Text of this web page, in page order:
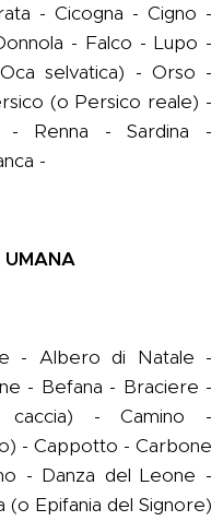
- Cicogna - Cigno -
- Falco - Lupo -
selvatica) - Orso -
(o Persico reale) -
- Renna - Sardina -
-
UMANA
- Albero di Natale -
- Befana - Braciere -
caccia) - Camino -
- Cappotto - Carbone
- Danza del Leone -
(o Epifania del Signore)